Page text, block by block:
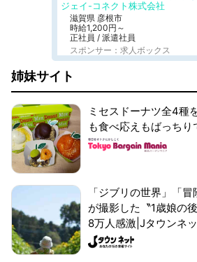
ジェイ-コネクト株式会社
滋賀県 彦根市
時給1,200円～
正社員 / 派遣社員
スポンサー：求人ボックス
姉妹サイト
ミセスドーナツ全4種
も食べ応えもばっちり
「ジブリの世界」「
が撮影した〝1歳娘の
8万人感激|Jタウンネ